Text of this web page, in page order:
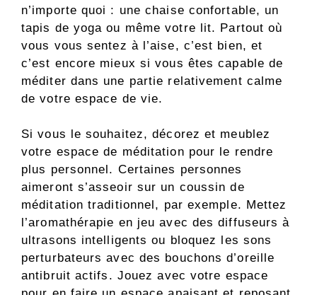
n’importe quoi : une chaise confortable, un
tapis de yoga ou même votre lit. Partout où
vous vous sentez à l’aise, c’est bien, et
c’est encore mieux si vous êtes capable de
méditer dans une partie relativement calme
de votre espace de vie.
Si vous le souhaitez, décorez et meublez
votre espace de méditation pour le rendre
plus personnel. Certaines personnes
aimeront s’asseoir sur un coussin de
méditation traditionnel, par exemple. Mettez
l’aromathérapie en jeu avec des diffuseurs à
ultrasons intelligents ou bloquez les sons
perturbateurs avec des bouchons d’oreille
antibruit actifs. Jouez avec votre espace